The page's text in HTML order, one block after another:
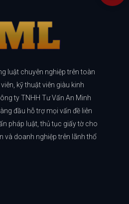
luật chuyên nghiệp trên toàn
kỹ thuật viên giàu kinh
ty TNHH Tư Vấn An Minh
đầu hỗ trợ mọi vấn đề liên
pháp luật, thủ tục giấy tờ cho
và doanh nghiệp trên lãnh thổ